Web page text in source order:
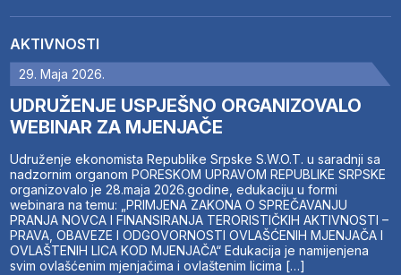
AKTIVNOSTI
29. Maja 2026.
UDRUŽENJE USPJEŠNO ORGANIZOVALO
WEBINAR ZA MJENJAČE
Udruženje ekonomista Republike Srpske S.W.O.T. u saradnji sa
nadzornim organom PORESKOM UPRAVOM REPUBLIKE SRPSKE
organizovalo je 28.maja 2026.godine, edukaciju u formi
webinara na temu: „PRIMJENA ZAKONA O SPREČAVANJU
PRANJA NOVCA I FINANSIRANJA TERORISTIČKIH AKTIVNOSTI –
PRAVA, OBAVEZE I ODGOVORNOSTI OVLAŠĆENIH MJENJAČA I
OVLAŠTENIH LICA KOD MJENJAČA“ Edukacija je namijenjena
svim ovlašćenim mjenjačima i ovlaštenim licima […]